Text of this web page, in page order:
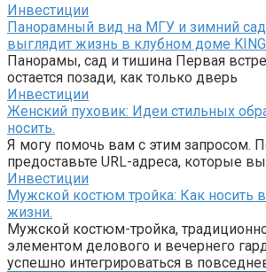
Инвестиции
Панорамный вид на МГУ и зимний сад
выглядит жизнь в клубном доме KING
Панорамы, сад и тишина Первая
остается позади, как только дверь
Инвестиции
Женский пуховик: Идеи стильных
носить.
Я могу помочь вам с этим запросом.
предоставьте URL-адреса, которые
Инвестиции
Мужской костюм тройка: Как носить
жизни.
Мужской костюм-тройка,
элементом делового и вечернего
успешно интегрироваться в